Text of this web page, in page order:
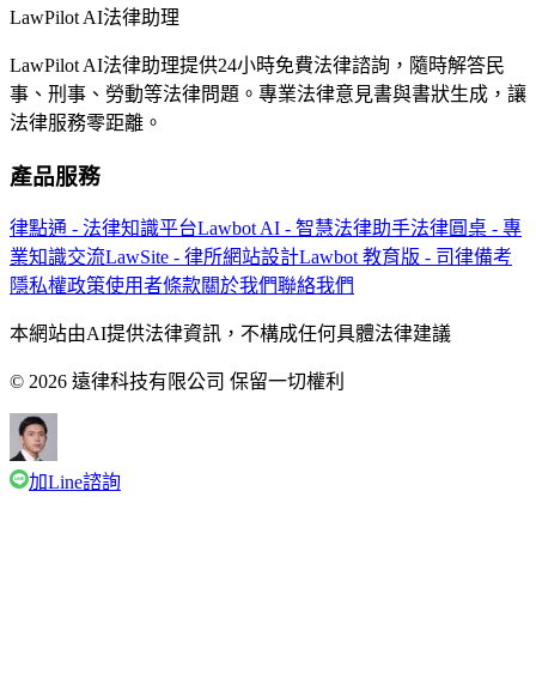
LawPilot AI法律助理
LawPilot AI法律助理提供24小時免費法律諮詢，隨時解答民
事、刑事、勞動等法律問題。專業法律意見書與書狀生成，讓
法律服務零距離。
產品服務
律點通 - 法律知識平台Lawbot AI - 智慧法律助手法律圓桌 - 專
業知識交流LawSite - 律所網站設計Lawbot 教育版 - 司律備考
隱私權政策使用者條款關於我們聯絡我們
本網站由AI提供法律資訊，不構成任何具體法律建議
© 2026 遠律科技有限公司 保留一切權利
加Line諮詢